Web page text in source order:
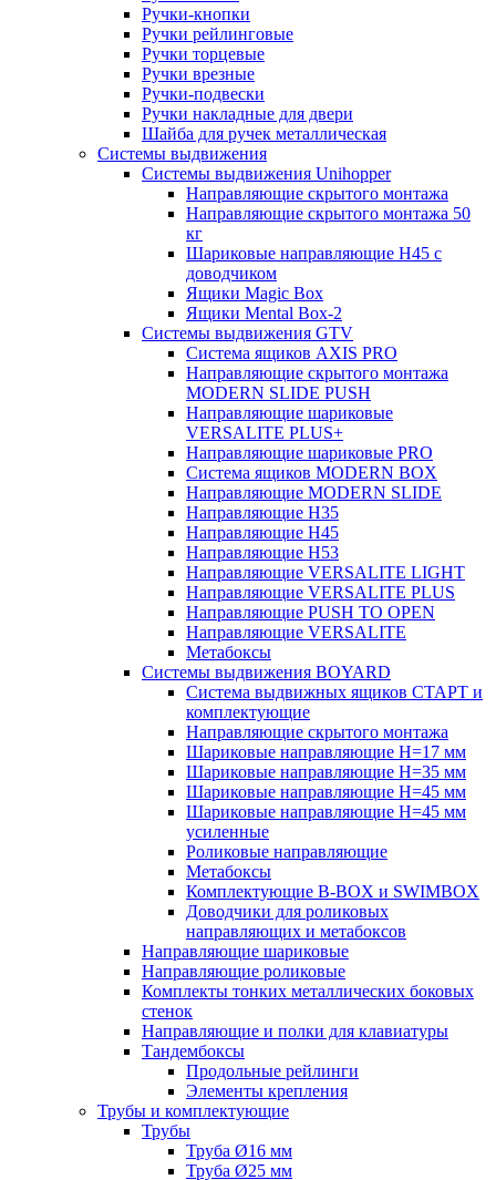
Ручки-кнопки
Ручки рейлинговые
Ручки торцевые
Ручки врезные
Ручки-подвески
Ручки накладные для двери
Шайба для ручек металлическая
Системы выдвижения
Системы выдвижения Unihopper
Направляющие скрытого монтажа
Направляющие скрытого монтажа 50
кг
Шариковые направляющие H45 с
доводчиком
Ящики Magic Box
Ящики Mental Box-2
Системы выдвижения GTV
Система ящиков AXIS PRO
Направляющие скрытого монтажа
MODERN SLIDE PUSH
Направляющие шариковые
VERSALITE PLUS+
Направляющие шариковые PRO
Система ящиков MODERN BOX
Направляющие MODERN SLIDE
Направляющие H35
Направляющие H45
Направляющие H53
Направляющие VERSALITE LIGHT
Направляющие VERSALITE PLUS
Направляющие PUSH TO OPEN
Направляющие VERSALITE
Метабоксы
Системы выдвижения BOYARD
Система выдвижных ящиков СТАРТ и
комплектующие
Направляющие скрытого монтажа
Шариковые направляющие H=17 мм
Шариковые направляющие H=35 мм
Шариковые направляющие H=45 мм
Шариковые направляющие H=45 мм
усиленные
Роликовые направляющие
Метабоксы
Комплектующие B-BOX и SWIMBOX
Доводчики для роликовых
направляющих и метабоксов
Направляющие шариковые
Направляющие роликовые
Комплекты тонких металлических боковых
стенок
Направляющие и полки для клавиатуры
Тандембоксы
Продольные рейлинги
Элементы крепления
Трубы и комплектующие
Трубы
Труба Ø16 мм
Труба Ø25 мм